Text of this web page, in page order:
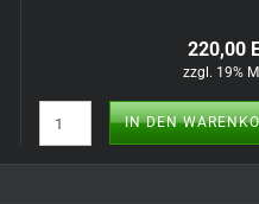
220,00
zzgl. 19%
IN DEN